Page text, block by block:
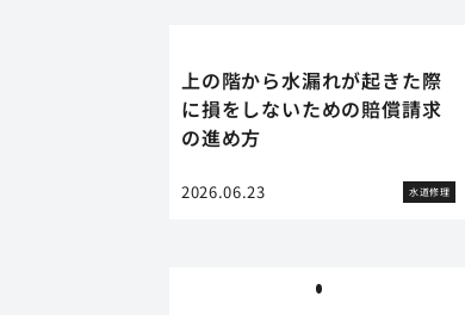
上の階から水漏れが起きた際
に損をしないための賠償請求
の進め方
2026.06.23 水道修理